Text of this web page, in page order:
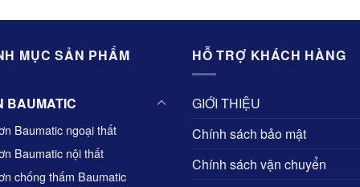
MỤC SẢN PHẨM
BAUMATIC
Baumatic ngoại thất
Baumatic nội thất
chống thấm Baumatic
HỖ TRỢ KHÁCH HÀNG
GIỚI THIỆU
Chính sách bảo mật
Chính sách vận chuyển